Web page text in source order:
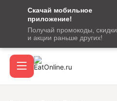
Скачай мобильное
приложение!
Получай промокоды, скидки
и акции раньше других!
сообщение
кодом
подтверждения
Акции